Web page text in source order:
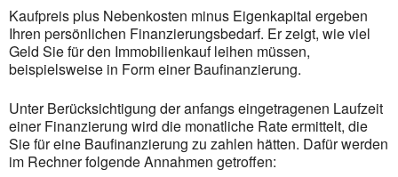
Kaufpreis plus Nebenkosten minus Eigenkapital ergeben
Ihren persönlichen Finanzierungsbedarf. Er zeigt, wie viel
Geld Sie für den Immobilienkauf leihen müssen,
beispielsweise in Form einer Baufinanzierung.
Unter Berücksichtigung der anfangs eingetragenen Laufzeit
einer Finanzierung wird die monatliche Rate ermittelt, die
Sie für eine Baufinanzierung zu zahlen hätten. Dafür werden
im Rechner folgende Annahmen getroffen: